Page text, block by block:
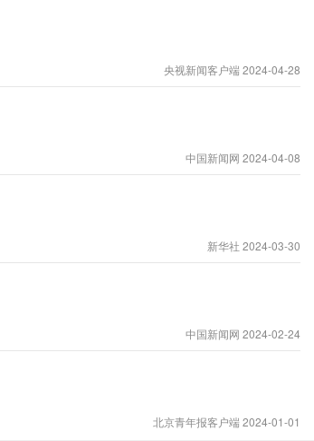
央视新闻客户端 2024-04-28
中国新闻网 2024-04-08
新华社 2024-03-30
中国新闻网 2024-02-24
北京青年报客户端 2024-01-01